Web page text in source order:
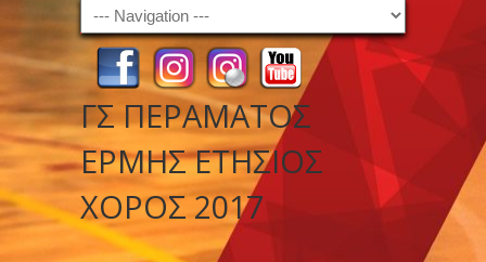
Navigation
ΓΣ ΠΕΡΑΜΑΤΟΣ
ΕΡΜΗΣ ΕΤΗΣΙΟΣ
ΧΟΡΟΣ 2017